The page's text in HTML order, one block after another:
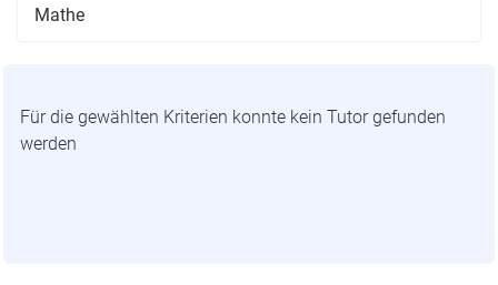
Für die gewählten Kriterien konnte kein Tutor gefunden
werden
Mathe